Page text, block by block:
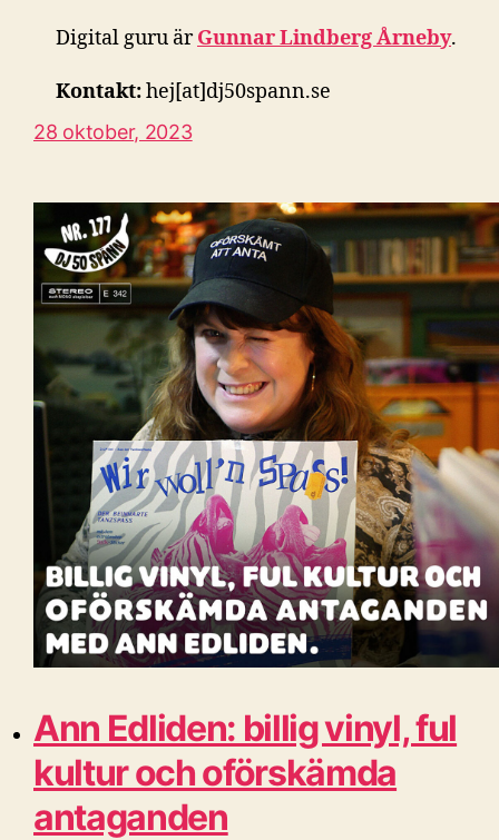
Digital guru ärGunnar Lindberg Årneby.
Kontakt:hej[at]dj50spann.se
28 oktober, 2023
Ann Edliden: billig vinyl, ful
kultur och oförskämda
antaganden